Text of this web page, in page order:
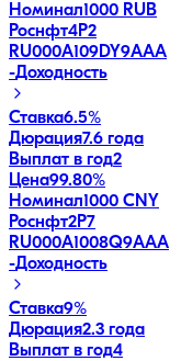
Номинал1000 RUB
Роснфт4P2
RU000A109DY9AAA
-Доходность
Ставка6.5%
Дюрация7.6 года
Выплат в год2
Цена99.80%
Номинал1000 CNY
Роснфт2P7
RU000A1008Q9AAA
-Доходность
Ставка9%
Дюрация2.3 года
Выплат в год4